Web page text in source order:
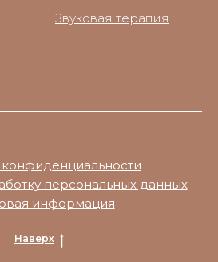
Звуковая терапия
персональных данных
информация
Наверх